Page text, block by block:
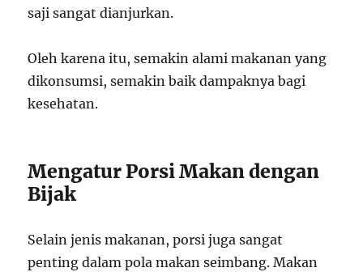
saji sangat dianjurkan.
Oleh karena itu, semakin alami makanan yang
dikonsumsi, semakin baik dampaknya bagi
kesehatan.
Mengatur Porsi Makan dengan
Bijak
Selain jenis makanan, porsi juga sangat
penting dalam pola makan seimbang. Makan